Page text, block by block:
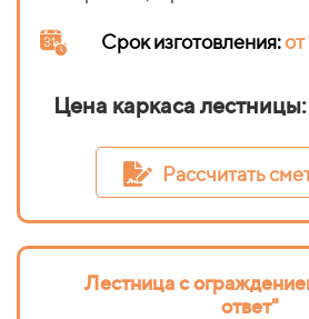
Срок изготовления:от
Цена каркаса лестницы:
Рассчитать
Лестница с
ответ"